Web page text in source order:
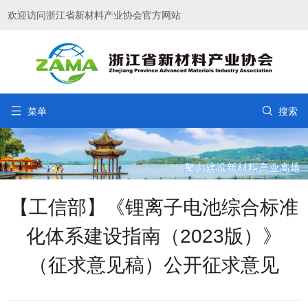
欢迎访问浙江省新材料产业协会官方网站
 菜单  搜索
【工信部】《锂离子电池综合标准
化体系建设指南（2023版）》
（征求意见稿）公开征求意见